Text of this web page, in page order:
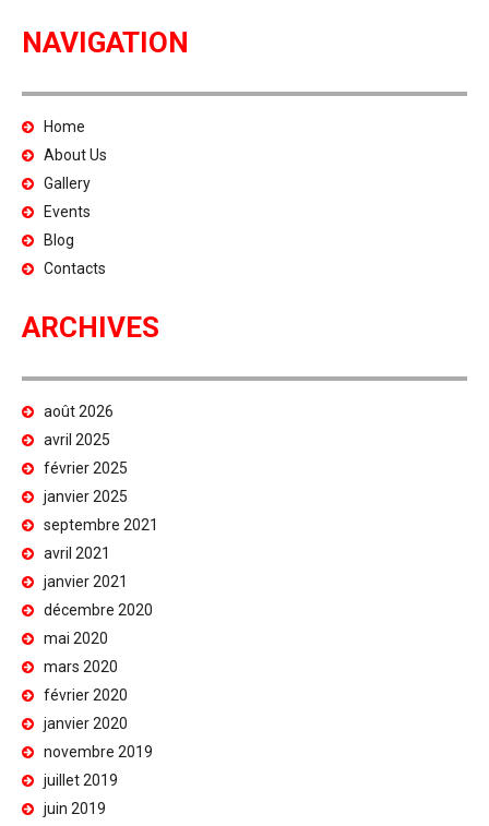
NAVIGATION
Home
About Us
Gallery
Events
Blog
Contacts
ARCHIVES
août 2026
avril 2025
février 2025
janvier 2025
septembre 2021
avril 2021
janvier 2021
décembre 2020
mai 2020
mars 2020
février 2020
janvier 2020
novembre 2019
juillet 2019
juin 2019